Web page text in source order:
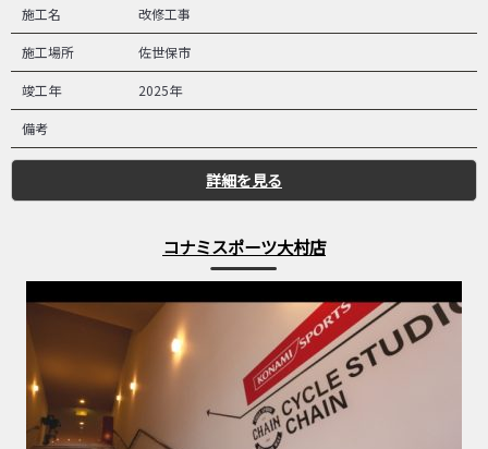
施工名 改修工事
施工場所 佐世保市
竣工年 2025年
備考
詳細を見る
コナミスポーツ大村店